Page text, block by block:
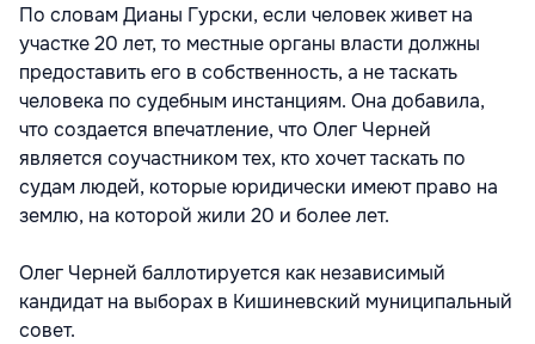
По словам Дианы Гурски, если человек живет на
участке 20 лет, то местные органы власти должны
предоставить его в собственность, а не таскать
человека по судебным инстанциям. Она добавила,
что создается впечатление, что Олег Черней
является соучастником тех, кто хочет таскать по
судам людей, которые юридически имеют право на
землю, на которой жили 20 и более лет.
Олег Черней баллотируется как независимый
кандидат на выборах в Кишиневский муниципальный
совет.